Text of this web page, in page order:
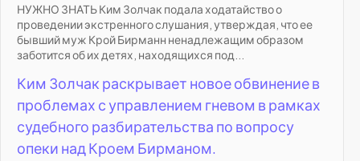
НУЖНО ЗНАТЬ Ким Золчак подала ходатайство о
проведении экстренного слушания, утверждая, что ее
бывший муж Крой Бирманн ненадлежащим образом
заботится об их детях, находящихся под...
Ким Золчак раскрывает новое обвинение в
проблемах с управлением гневом в рамках
судебного разбирательства по вопросу
опеки над Кроем Бирманом.